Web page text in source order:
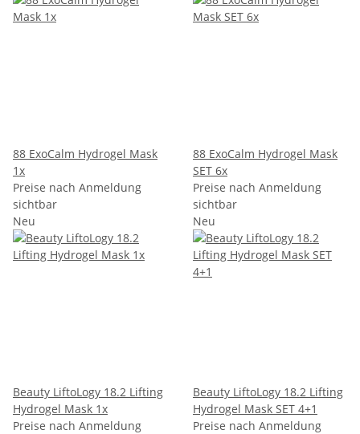
88 ExoCalm Hydrogel Mask
1x
Preise nach Anmeldung
sichtbar
88 ExoCalm Hydrogel Mask
SET 6x
Preise nach Anmeldung
sichtbar
Neu
Beauty LiftoLogy 18.2 Lifting
Hydrogel Mask 1x
Preise nach Anmeldung
Neu
Beauty LiftoLogy 18.2 Lifting
Hydrogel Mask SET 4+1
Preise nach Anmeldung